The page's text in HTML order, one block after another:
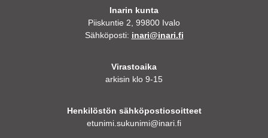
Inarin kunta
Piiskuntie 2, 99800 Ivalo
Sähköposti: inari@inari.fi
Virastoaika
arkisin klo 9-15
Henkilöstön sähköpostiosoitteet
etunimi.sukunimi@inari.fi